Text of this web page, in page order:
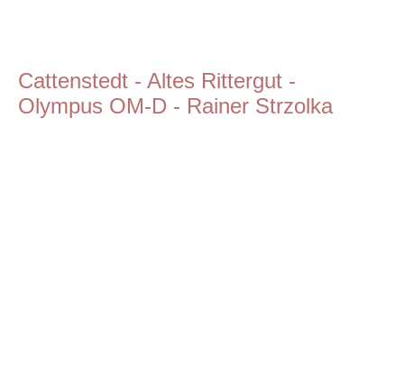
Cattenstedt - Altes Rittergut -
Olympus OM-D - Rainer Strzolka